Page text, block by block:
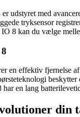
udstyret med
tryksensor
8 kan du vælge
en effektiv fjernelse
en lang
din